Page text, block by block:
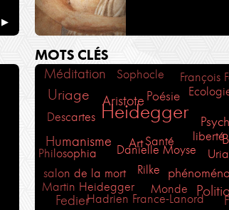
▶
MOTS CLÉS
Méditation Sophocle François
Uriage AristotePoésie
Descartes Heidegger
Humanisme ArtSanté liberté
Philosophia Danielle Moyse
salon de la mort Rilke
Martin Heidegger
Monde
FedierHadrien France-Lanord